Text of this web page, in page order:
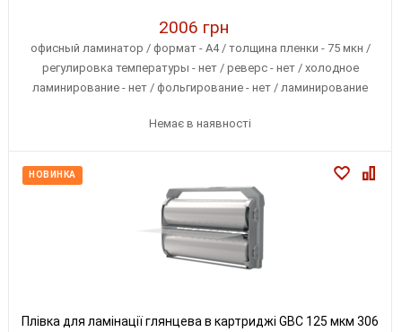
2006 грн
офисный ламинатор / формат - А4 / толщина пленки - 75 мкн /
регулировка температуры - нет / реверс - нет / холодное
ламинирование - нет / фольгирование - нет / ламинирование
Немає в наявності
НОВИНКА
Плівка для ламінації глянцева в картриджі GBC 125 мкм 306